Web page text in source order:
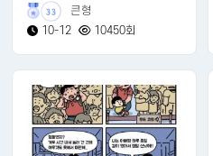
33
큰형
10-12
10450회